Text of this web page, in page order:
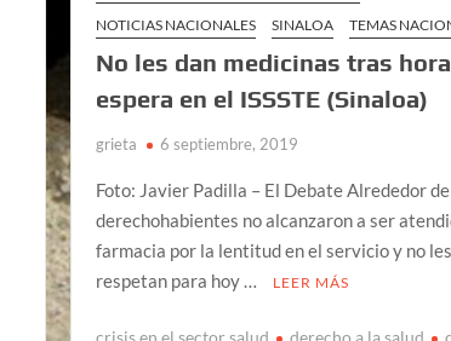
NOTICIAS NACIONALES
SINALOA TEMAS
No les dan medicinas tras
espera en el ISSSTE (Sinaloa)
grieta 6 septiembre, 2019
Foto: Javier Padilla – El Debate Alrededor
derechohabientes no alcanzaron a ser
farmacia por la lentitud en el servicio y no les
respetan para hoy …
LEER MÁS